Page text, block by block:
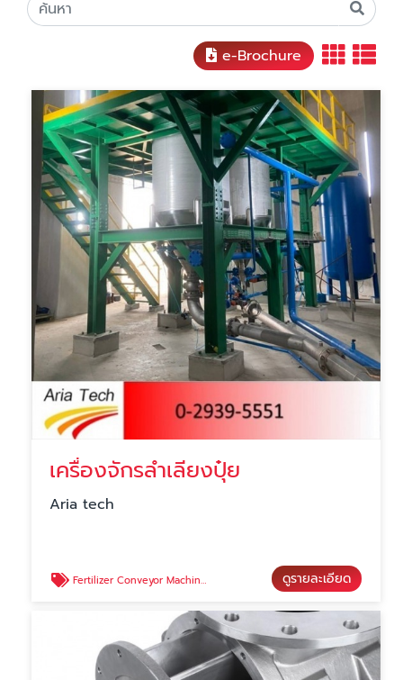
e-Brochure
เครื่องจักรลำเลียงปุ๋ย
Aria tech
Fertilizer Conveyor Machine ดูรายละเอียด